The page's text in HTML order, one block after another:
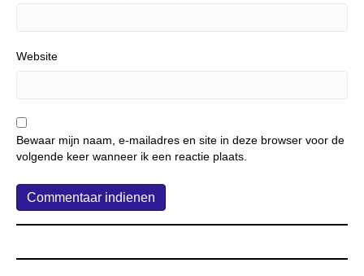
Website
Bewaar mijn naam, e-mailadres en site in deze browser voor de
volgende keer wanneer ik een reactie plaats.